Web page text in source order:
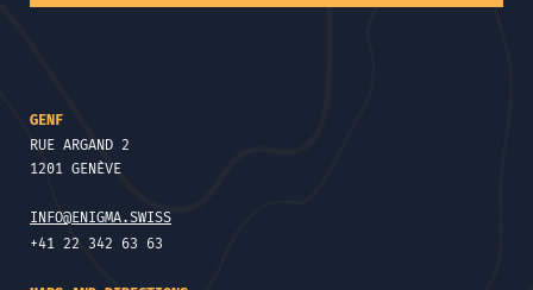
GENF
RUE ARGAND 2
1201 GENÈVE
INFO@ENIGMA.SWISS
+41 22 342 63 63